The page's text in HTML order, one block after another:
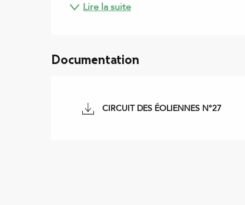
Lire la suite
Documentation
CIRCUIT DES ÉOLIENNES N°27